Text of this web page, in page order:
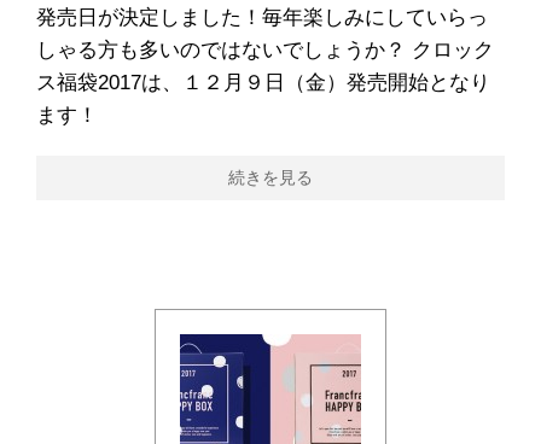
発売日が決定しました！毎年楽しみにしていらっ
しゃる方も多いのではないでしょうか？ クロック
ス福袋2017は、１２月９日（金）発売開始となり
ます！
続きを見る